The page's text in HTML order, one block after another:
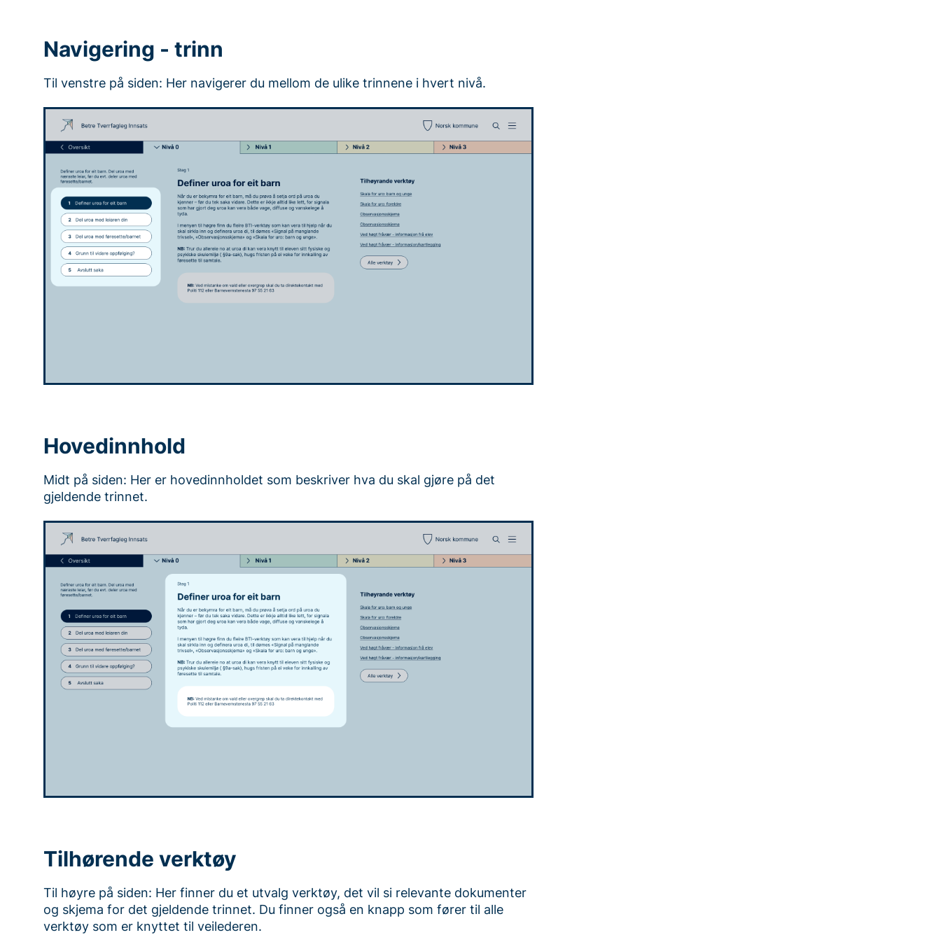
Navigering - trinn
Til venstre på siden: Her navigerer du mellom de ulike trinnene i hvert nivå.
Hovedinnhold
Midt på siden: Her er hovedinnholdet som beskriver hva du skal gjøre på det
gjeldende trinnet.
Tilhørende verktøy
Til høyre på siden: Her finner du et utvalg verktøy, det vil si relevante dokumenter
og skjema for det gjeldende trinnet. Du finner også en knapp som fører til alle
verktøy som er knyttet til veilederen.